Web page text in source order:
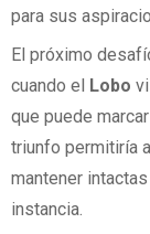
para sus
El próximo
cuando el Lobo
que puede
triunfo permitiría
mantener
instancia.